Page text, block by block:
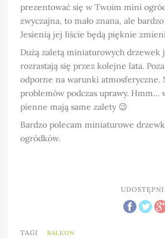
prezentować się w Twoim mini
zwyczajna, to mało znana, ale
Jesienią jej liście będą pięknie
Dużą zaletą miniaturowych drzewek
rozrastają się przez kolejne lata.
odporne na warunki atmosferyczne.
problemów podczas uprawy. Hmm…
pienne mają same zalety 😉
Bardzo polecam miniaturowe
ogródków.
TAGI
BALKON